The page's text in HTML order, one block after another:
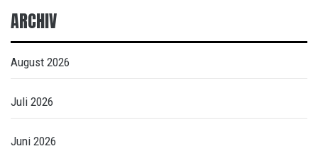
ARCHIV
August 2026
Juli 2026
Juni 2026